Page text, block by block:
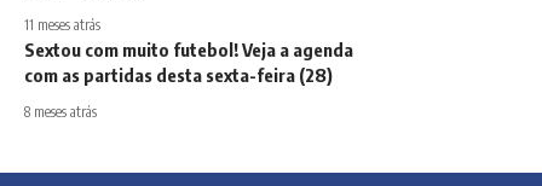
11 meses atrás
Sextou com muito futebol! Veja a agenda
com as partidas desta sexta-feira (28)
8 meses atrás